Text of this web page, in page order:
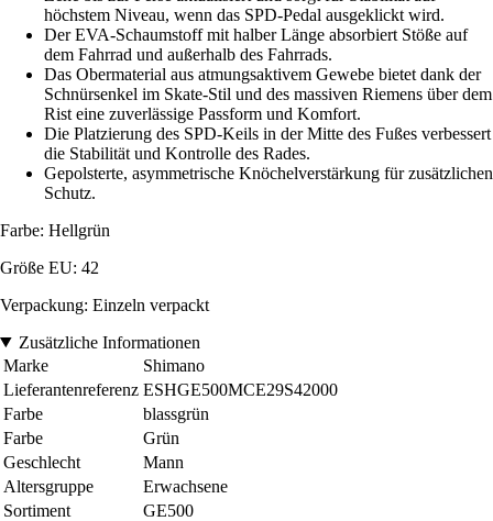
höchstem Niveau, wenn das SPD-Pedal ausgeklickt wird.
Der EVA-Schaumstoff mit halber Länge absorbiert Stöße auf
dem Fahrrad und außerhalb des Fahrrads.
Das Obermaterial aus atmungsaktivem Gewebe bietet dank der
Schnürsenkel im Skate-Stil und des massiven Riemens über dem
Rist eine zuverlässige Passform und Komfort.
Die Platzierung des SPD-Keils in der Mitte des Fußes verbessert
die Stabilität und Kontrolle des Rades.
Gepolsterte, asymmetrische Knöchelverstärkung für zusätzlichen
Schutz.
Farbe: Hellgrün
Größe EU: 42
Verpackung: Einzeln verpackt
Zusätzliche Informationen
Marke
Shimano
Lieferantenreferenz ESHGE500MCE29S42000
Farbe
blassgrün
Farbe
Grün
Geschlecht
Mann
Altersgruppe
Erwachsene
Sortiment
GE500